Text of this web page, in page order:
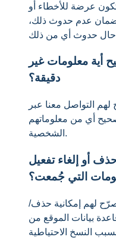
تكون عرضة للأخطاء أو
ضمان عدم حدوث ذلك،
أية معلومات غير
دقيقة؟
لهم التواصل معنا عبر
أي من معلوماتهم
الشخصية.
أو إلغاء تفعيل
التي جُمعت؟
لهم إمكانية حذف/
بيانات الموقع من
النسخ الاحتياطية